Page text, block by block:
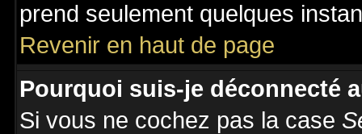
prend seulement quelques
Revenir en haut de page
Pourquoi suis-je déconnecté
Si vous ne cochez pas la case